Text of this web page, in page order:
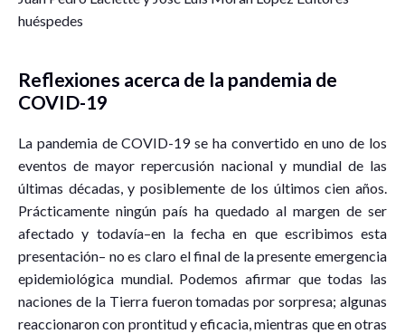
huéspedes
Reflexiones acerca de la pandemia de
COVID-19
La pandemia de COVID-19 se ha convertido en uno de los
eventos de mayor repercusión nacional y mundial de las
últimas décadas, y posiblemente de los últimos cien años.
Prácticamente ningún país ha quedado al margen de ser
afectado y todavía–en la fecha en que escribimos esta
presentación– no es claro el final de la presente emergencia
epidemiológica mundial. Podemos afirmar que todas las
naciones de la Tierra fueron tomadas por sorpresa; algunas
reaccionaron con prontitud y eficacia, mientras que en otras